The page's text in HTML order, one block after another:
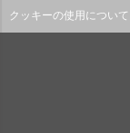
クッキーの使用について